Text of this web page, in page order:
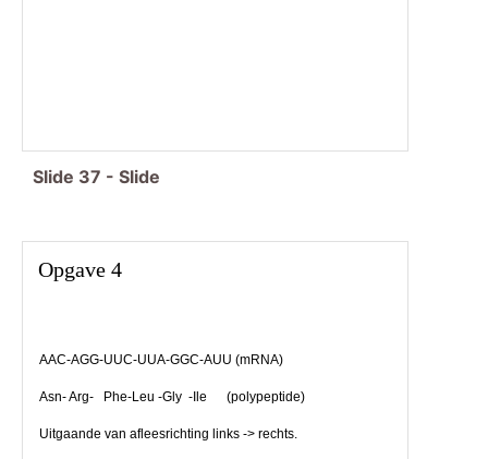
Slide 37 - Slide
Opgave 4
AAC-AGG-UUC-UUA-GGC-AUU (mRNA)
Asn- Arg- Phe-Leu -Gly -Ile (polypeptide)
Uitgaande van afleesrichting links -> rechts.